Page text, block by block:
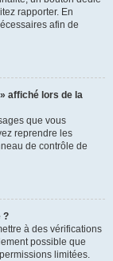
rapporter. En
afin de
affiché lors de la
que vous
reprendre les
de contrôle de
?
à des vérifications
possible que
limitées.